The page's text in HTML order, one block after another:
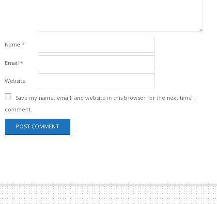
Name *
Email *
Website
Save my name, email, and website in this browser for the next time I
comment.